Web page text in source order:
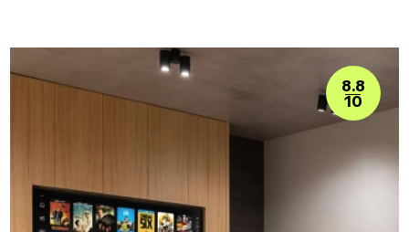
8.8
10